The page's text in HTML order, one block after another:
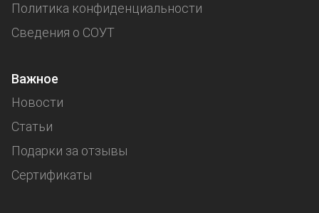
Политика конфиденциальности
Сведения о СОУТ
Важное
Новости
Статьи
Подарки за отзывы
Сертификаты